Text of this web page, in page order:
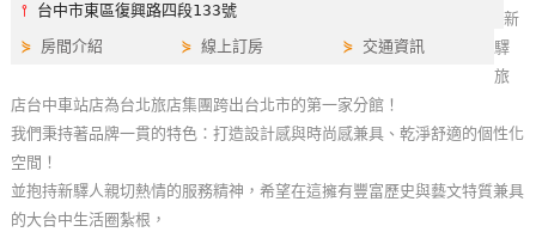
紅
帶
你
玩
⫯ 台中市東區復興路四段133號
⋟ 房間介紹 ⋟線上訂房 ⋟ 交通資訊
新
驛
旅
店台中車站店為台北旅店集團跨出台北市的第一家分館！
我們秉持著品牌一貫的特色：打造設計感與時尚感兼具、乾淨舒適的個性化
空間！
並抱持新驛人親切熱情的服務精神，希望在這擁有豐富歷史與藝文特質兼具
的大台中生活圈紮根，